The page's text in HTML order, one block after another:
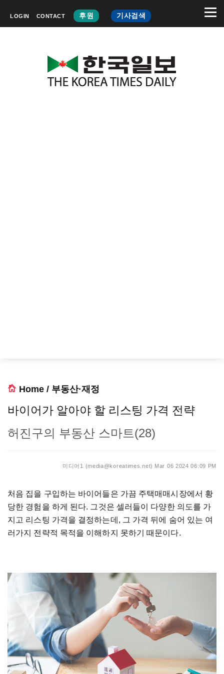
LOGIN CONTACT 후원 기사검색
Home / 부동산·재정
바이어가 알아야 할 리스팅 가격 전략
허진구의 부동산 스마트(28)
미디어1 (media@koreatimes.net) Mar 06 2024 06:09 PM
처음 집을 구입하는 바이어들은 가끔 주택매매시장에서 황
당한 경험을 하게 된다. 그것은 셀러들이 다양한 의도를 가
지고 리스팅 가격을 결정하는데, 그 가격 뒤에 숨어 있는 여
러가지 전략적 목적을 이해하지 못하기 때문이다.